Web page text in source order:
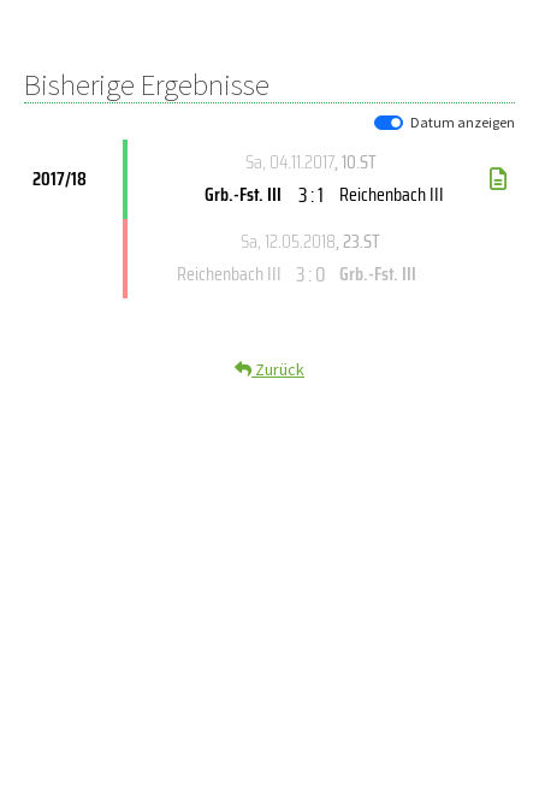
Bisherige Ergebnisse
Datum anzeigen
2017/18
Sa, 04.11.2017, 10.ST
Grb.-Fst. III 3 : 1 Reichenbach III
Sa, 12.05.2018, 23.ST
Reichenbach III 3 : 0 Grb.-Fst. III
Zurück